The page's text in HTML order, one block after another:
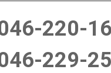
220-
229-